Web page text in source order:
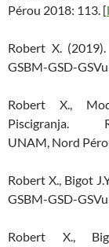
Pérou 2018: 113. [
Robert X.
GSBM-GSD-
Robert X.,
Piscigranja.
UNAM, Nord
Robert X., Bigot
GSBM-GSD-
Robert X.,